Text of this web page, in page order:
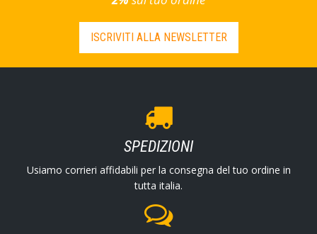
ISCRIVITI ALLA NEWSLETTER
SPEDIZIONI
Usiamo corrieri affidabili per la consegna del tuo ordine in
tutta italia.